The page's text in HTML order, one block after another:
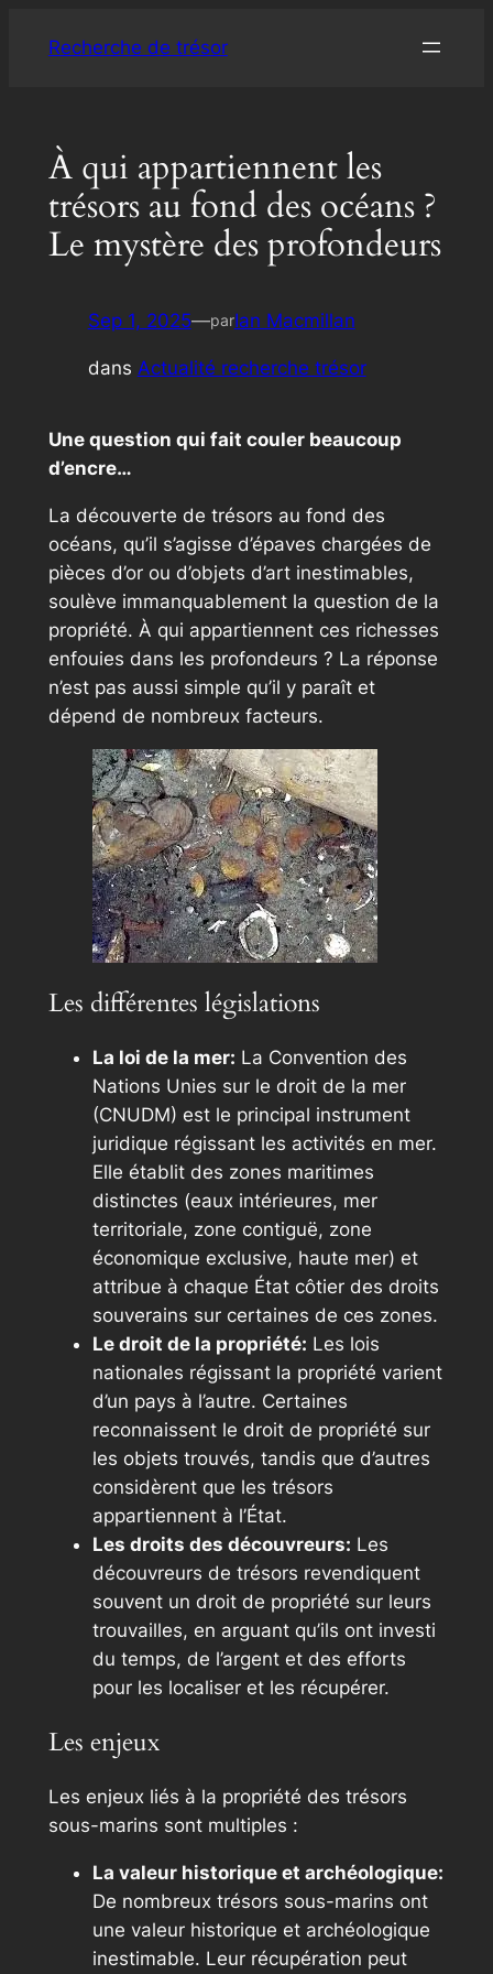
Recherche de trésor
À qui appartiennent les
trésors au fond des océans ?
Le mystère des profondeurs
Sep 1, 2025—parIan Macmillan
dans Actualité recherche trésor
Une question qui fait couler beaucoup
d’encre…
La découverte de trésors au fond des
océans, qu’il s’agisse d’épaves chargées de
pièces d’or ou d’objets d’art inestimables,
soulève immanquablement la question de la
propriété. À qui appartiennent ces richesses
enfouies dans les profondeurs ? La réponse
n’est pas aussi simple qu’il y paraît et
dépend de nombreux facteurs.
Les différentes législations
La loi de la mer: La Convention des
Nations Unies sur le droit de la mer
(CNUDM) est le principal instrument
juridique régissant les activités en mer.
Elle établit des zones maritimes
distinctes (eaux intérieures, mer
territoriale, zone contiguë, zone
économique exclusive, haute mer) et
attribue à chaque État côtier des droits
souverains sur certaines de ces zones.
Le droit de la propriété: Les lois
nationales régissant la propriété varient
d’un pays à l’autre. Certaines
reconnaissent le droit de propriété sur
les objets trouvés, tandis que d’autres
considèrent que les trésors
appartiennent à l’État.
Les droits des découvreurs: Les
découvreurs de trésors revendiquent
souvent un droit de propriété sur leurs
trouvailles, en arguant qu’ils ont investi
du temps, de l’argent et des efforts
pour les localiser et les récupérer.
Les enjeux
Les enjeux liés à la propriété des trésors
sous-marins sont multiples :
La valeur historique et archéologique:
De nombreux trésors sous-marins ont
une valeur historique et archéologique
inestimable. Leur récupération peut